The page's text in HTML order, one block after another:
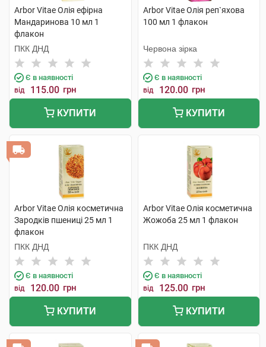
Arbor Vitae Олія ефірна
Мандаринова 10 мл 1
флакон
ПКК ДНД
Є в наявності
від 115.00 грн
КУПИТИ
Arbor Vitae Олія реп`яхова
100 мл 1 флакон
Червона зірка
Є в наявності
від 120.00 грн
КУПИТИ
Arbor Vitae Олія косметична
Зародків пшениці 25 мл 1
флакон
ПКК ДНД
Є в наявності
від 120.00 грн
КУПИТИ
Arbor Vitae Олія косметична
Жожоба 25 мл 1 флакон
ПКК ДНД
Є в наявності
від 125.00 грн
КУПИТИ